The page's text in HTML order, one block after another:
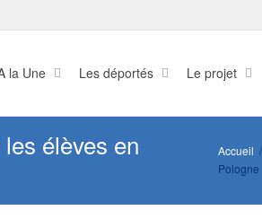
la Une Les déportés Le projet
élèves en
Accueil
Pologne